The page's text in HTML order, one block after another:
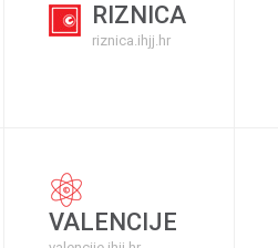
RIZNICA
riznica.ihjj.hr
VALENCIJE